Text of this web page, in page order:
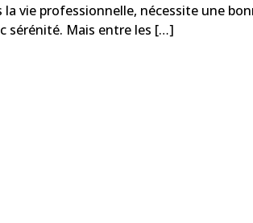
vie professionnelle, nécessite une
sérénité. Mais entre les […]